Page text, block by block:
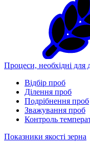
Процеси, необхідні для
Відбір проб
Ділення проб
Подрібнення проб
Зважування проб
Контроль
Показники якості зерна